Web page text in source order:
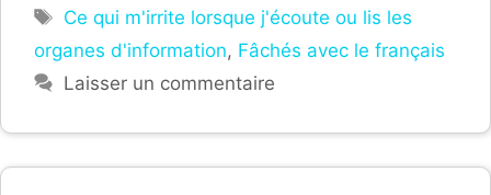
Étiquettes
Ce qui m'irrite lorsque j'écoute ou lis les
organes d'information, Fâchés avec le français
Laisser un commentaire